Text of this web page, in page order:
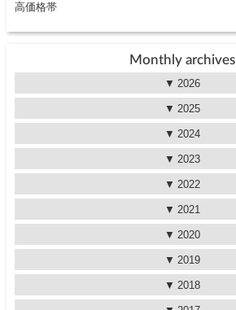
高価格帯
Monthly archives
2026
2025
2024
2023
2022
2021
2020
2019
2018